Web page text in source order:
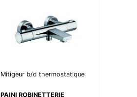
Mitigeur b/d thermostatique
PAINI ROBINETTERIE